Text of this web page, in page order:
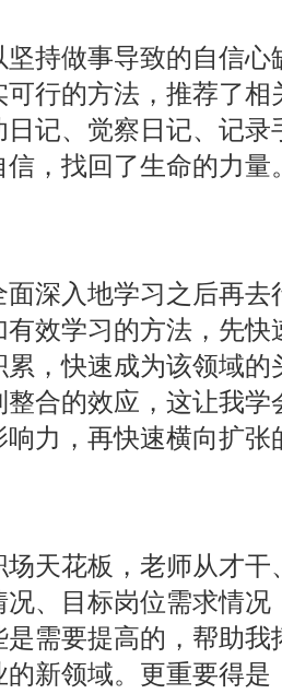
持做事导致的自信
行的方法，推荐了
记、觉察日记、记
信，找回了生命的力量
深入地学习之后再
效学习的方法，先
累，快速成为该领域
整合的效应，这让我
力，再快速横向扩张
天花板，老师从才
、目标岗位需求情
需要提高的，帮助
新领域。更重要得